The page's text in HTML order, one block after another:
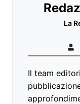
La
Il team